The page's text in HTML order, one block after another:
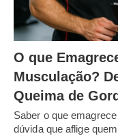
O que
Musculação?
Queima de
Saber o que
dúvida que aflige